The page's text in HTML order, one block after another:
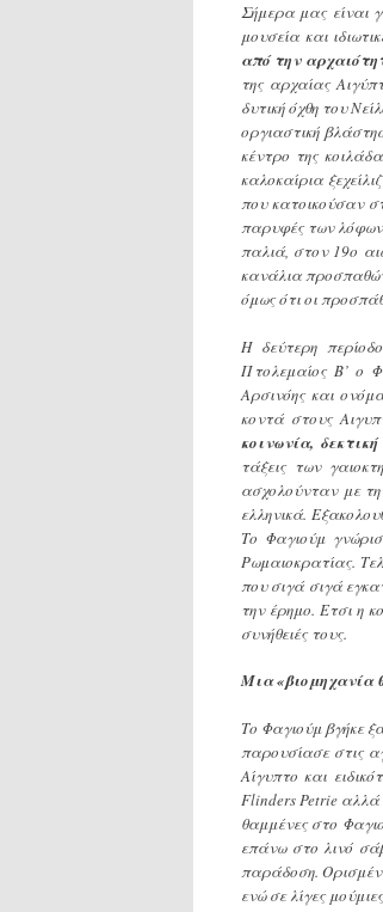
Σήμερα μας είναι
μουσεία και
από την
της αρχαίας
δυτική όχθη του
οργιαστική
κέντρο της
καλοκαίρια
που κατοικούσαν
παρυφές των λόφων
παλιά, στον 19ο
κανάλια
όμως ότι οι
Η δεύτερη
Πτολεμαίος Β’ ο
Αρσινόης και
κοντά στους
κοινωνία,
τάξεις των
ασχολούνταν με
ελληνικά.
Το Φαγιούμ
Ρωμαιοκρατίας.
που σιγά σιγά
την έρημο. Ετσι η
συνήθειές τους.
Μια «βιομηχανία
Το Φαγιούμ βγήκε
παρουσίασε στις
Αίγυπτο και
Flinders Petrie αλλά
θαμμένες στο
επάνω στο λινό
παράδοση.
ενώ σε λίγες